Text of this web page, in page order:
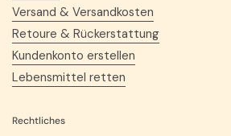
Versand & Versandkosten
Retoure & Rückerstattung
Kundenkonto erstellen
Lebensmittel retten
Rechtliches